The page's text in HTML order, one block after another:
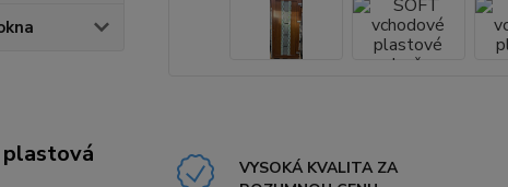
plastová
VYSOKÁ KVALITA ZA